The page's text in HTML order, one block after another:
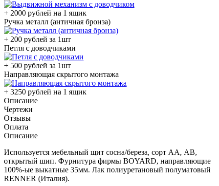
+ 2000 рублей на 1 ящик
Ручка металл (античная бронза)
+ 200 рублей за 1шт
Петля с доводчиками
+ 500 рублей за 1шт
Направляющая скрытого монтажа
+ 3250 рублей на 1 ящик
Описание
Чертежи
Отзывы
Оплата
Описание
Используется мебельный щит сосна/береза, сорт АА, АВ,
открытый шип. Фурнитура фирмы BOYARD, направляющие
100%-ые выкатные 35мм. Лак полиуретановый полуматовый
RENNER (Италия).